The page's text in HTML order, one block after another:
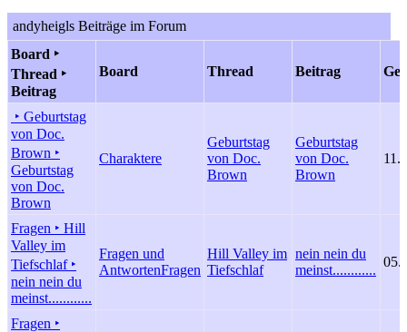
andyheigls Beiträge im Forum
Board ‣
Thread ‣
Beitrag
Board Thread Beitrag
‣ Geburtstag
von Doc.
Brown ‣
Geburtstag
von Doc.
Brown
Charaktere
Geburtstag
von Doc.
Brown
Geburtstag
von Doc.
Brown
Fragen ‣ Hill
Valley im
Tiefschlaf ‣
nein nein du
meinst............
Fragen und
AntwortenFragen
Hill Valley im
Tiefschlaf
nein nein du
meinst............
Fragen ‣